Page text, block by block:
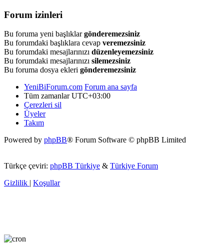
Forum izinleri
Bu foruma yeni başlıklargönderemezsiniz
Bu forumdaki başlıklara cevap veremezsiniz
Bu forumdaki mesajlarınızı düzenleyemezsiniz
Bu forumdaki mesajlarınızı silemezsiniz
Bu foruma dosya ekleri gönderemezsiniz
YeniBiForum.com Forum ana sayfa
Tüm zamanlarUTC+03:00
Çerezleri sil
Üyeler
Takım
Powered by phpBB® Forum Software © phpBB Limited
Türkçe çeviri: phpBB Türkiye & Türkiye Forum
Gizlilik | Koşullar